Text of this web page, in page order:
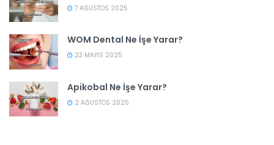
7 AĞUSTOS 2025
WOM Dental Ne İşe Yarar?
23 MAYIS 2025
Apikobal Ne İşe Yarar?
2 AĞUSTOS 2025